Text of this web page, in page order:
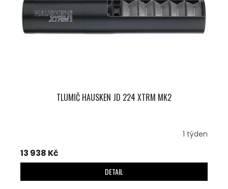
TLUMIČ HAUSKEN JD 224 XTRM MK2
1 týden
13 938 Kč
DETAIL